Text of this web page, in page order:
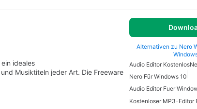
Alternativen zu Nero
ideales
Musiktiteln jeder Art. Die Freeware
Audio Editor Kostenlos
Nero Für Windows 10
Audio Editor Fuer
Kostenloser MP3-Editor